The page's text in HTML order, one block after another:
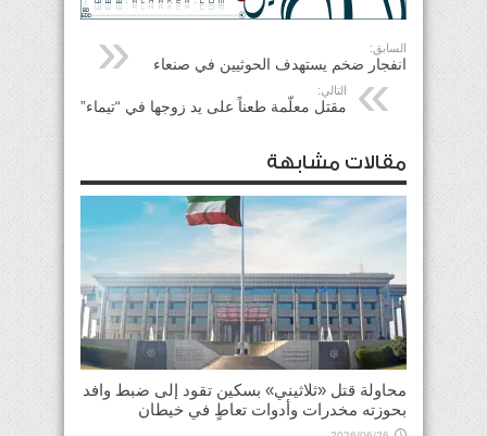
السابق:
انفجار ضخم يستهدف الحوثيين في صنعاء
التالي:
مقتل معلّمة طعناً على يد زوجها في “تيماء”
مقالات مشابهة
محاولة قتل «ثلاثيني» بسكين تقود إلى ضبط وافد
بحوزته مخدرات وأدوات تعاطٍ في خيطان